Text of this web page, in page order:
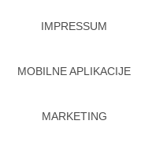
IMPRESSUM
MOBILNE APLIKACIJE
MARKETING